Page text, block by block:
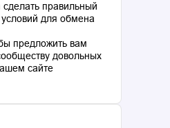
правильный
для обмена
предложить вам
довольных
сайте